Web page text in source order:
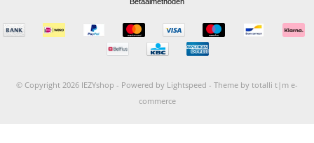
© Copyright 2026 IEZYshop - Powered by Lightspeed - Theme by totalli t|m e-
commerce